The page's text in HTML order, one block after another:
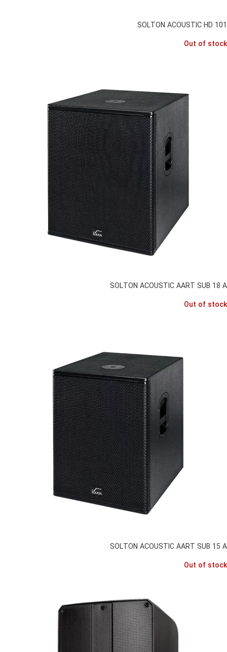
SOLTON ACOUSTIC HD 101
Out of stock
SOLTON ACOUSTIC AART SUB 18 A
Out of stock
SOLTON ACOUSTIC AART SUB 15 A
Out of stock